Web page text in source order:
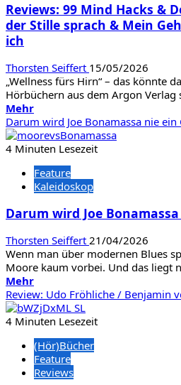
werden,
Rockstar?
Reviews: 99 Mind Hacks &
der Stille sprach & Mein
ich
Thorsten Seiffert 15/05/2026
„Wellness fürs Hirn“ – das könnte
Hörbüchern aus dem Argon Verlag
MehrMehr
Informationen
über
Reviews:
Mind
Hacks
Der
der
mit
der
Stille
sprach
&
Mein
Gehirn,
das
Denken
und
Darum wird Joe Bonamassa nie
4 Minuten Lesezeit
Feature
Kaleidoskop
Darum wird Joe
Thorsten Seiffert 21/04/2026
Wenn man über modernen Blues
Moore kaum vorbei. Und das liegt
MehrMehr
Informationen
über
Darum
Joe
Bonamassa
nie
Review: Udo Fröhliche / Benjamin
4 Minuten Lesezeit
(Hör)Bücher
Feature
Reviews